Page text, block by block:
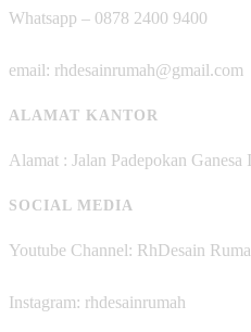
Whatsapp – 0878 2400 9400
email: rhdesainrumah@gmail.com
ALAMAT KANTOR
Alamat : Jalan Padepokan
SOCIAL MEDIA
Youtube Channel: RhDesain
Instagram: rhdesainrumah